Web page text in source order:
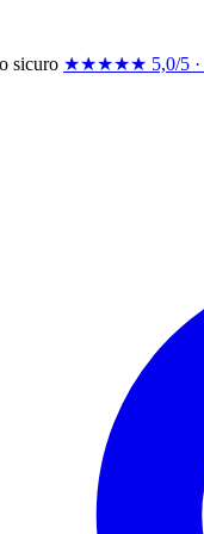
sicuro ★★★★★ 5,0/5 ·